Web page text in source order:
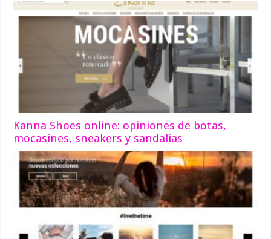
Kanna Shoes online: opiniones de botas,
mocasines, sneakers y sandalias